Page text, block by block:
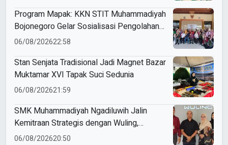
Program Mapak: KKN STIT Muhammadiyah
Bojonegoro Gelar Sosialisasi Pengolahan
Sampah
06/08/202622:58
Stan Senjata Tradisional Jadi Magnet Bazar
Muktamar XVI Tapak Suci Sedunia
06/08/202621:59
SMK Muhammadiyah Ngadiluwih Jalin
Kemitraan Strategis dengan Wuling,
Perkuat Kompetensi Siswa Melalui
06/08/202620:50